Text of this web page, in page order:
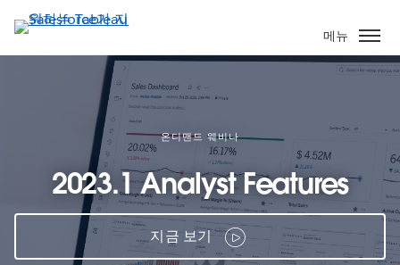
요
콘
메뉴
온디맨드 웨비나
2023.1 Analyst Features
지금 보기